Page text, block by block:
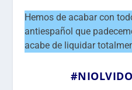
Hemos de acabar con
antiespañol que
acabe de liquidar